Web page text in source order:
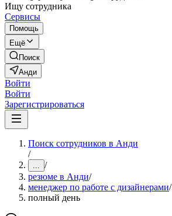
Ищу сотрудника
Сервисы
Помощь
Ещё
Поиск
Анди
Войти
Войти
Зарегистрироваться
Поиск сотрудников в Анди
/
... /
резюме в Анди/
менеджер по работе с дизайнерами/
полный день